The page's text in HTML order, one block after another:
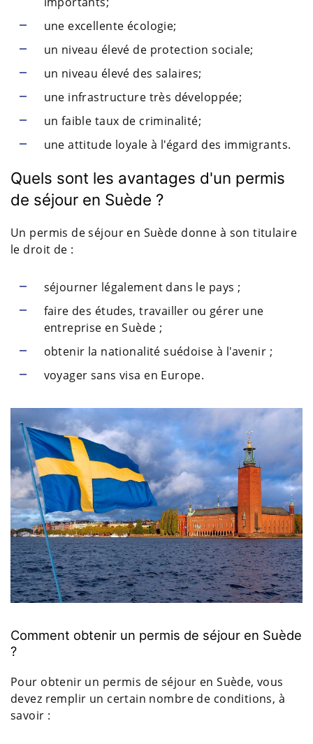
une excellente écologie;
un niveau élevé de protection sociale;
un niveau élevé des salaires;
une infrastructure très développée;
un faible taux de criminalité;
une attitude loyale à l'égard des immigrants.
Quels sont les avantages d'un permis
de séjour en Suède ?
Un permis de séjour en Suède donne à son titulaire
le droit de :
séjourner légalement dans le pays ;
faire des études, travailler ou gérer une
entreprise en Suède ;
obtenir la nationalité suédoise à l'avenir ;
voyager sans visa en Europe.
Comment obtenir un permis de séjour en Suède
?
Pour obtenir un permis de séjour en Suède, vous
devez remplir un certain nombre de conditions, à
savoir :